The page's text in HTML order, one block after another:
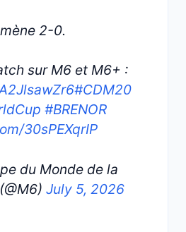
2-0.
sur M6 et M6+ :
#CDM20
#BRENOR
30sPEXqrIP
du Monde de la
July 5, 2026